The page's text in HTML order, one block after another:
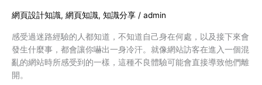
網頁設計知識, 網頁知識, 知識分享 / admin
感受過迷路經驗的人都知道，不知道自己身在何處，以及接下來會
發生什麼事，都會讓你嚇出一身冷汗。就像網站訪客在進入一個混
亂的網站時所感受到的一樣，這種不良體驗可能會直接導致他們離
開。